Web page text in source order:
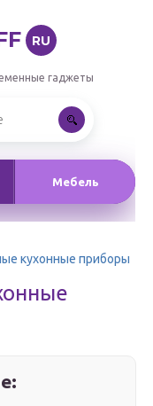
RU
гаджеты
Мебель
кухонные приборы